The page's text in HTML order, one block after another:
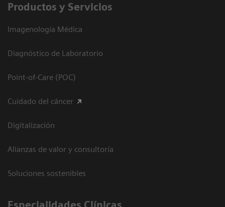
Productos y Servicios
Imagenología Médica
Diagnóstico de Laboratorio
Point-of-Care (POC)
Cuidado del cáncer
Digitalización
Alianzas de valor y consultoría
Soluciones sostenibles